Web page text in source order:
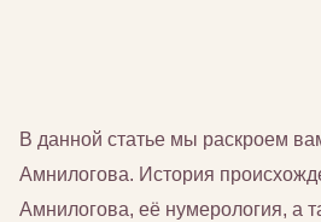
В данной статье мы раскроем
Амнилогова. История
Амнилогова, её нумерология, а